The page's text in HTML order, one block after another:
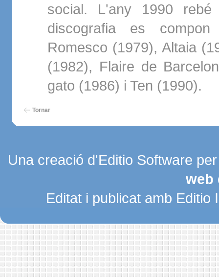
social. L'any 1990
discografia es
Romesco (1979), Altaia
(1982), Flaire de
gato (1986) i Ten (1990).
Tornar
Una creació d'Editio Software
web
Editat i publicat amb Editio